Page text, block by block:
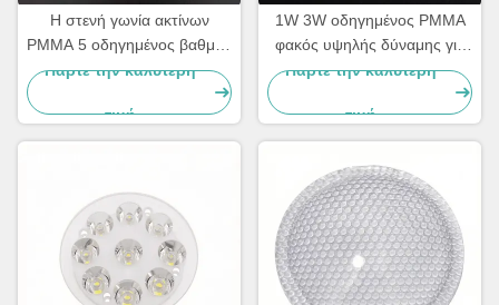
Η στενή γωνία ακτίνων
PMMA 5 οδηγημένος βαθμός
φακός για οδηγημένος,
ανακλαστήρες
Πάρτε την καλύτερη
τιμή
1W 3W οδηγημένος PMMA
φακός υψηλής δύναμης για
το ασφαιρικό οδηγημένο
Πάρτε την καλύτερη
τιμή